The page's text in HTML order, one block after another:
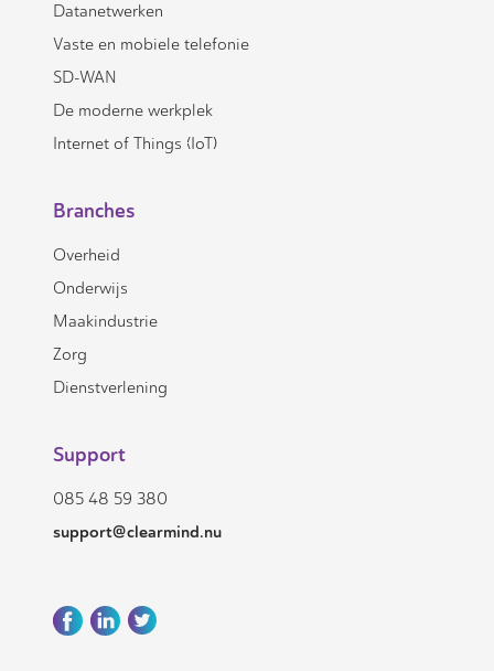
Datanetwerken
Vaste en mobiele telefonie
SD-WAN
De moderne werkplek
Internet of Things (IoT)
Branches
Overheid
Onderwijs
Maakindustrie
Zorg
Dienstverlening
Support
085 48 59 380
support@clearmind.nu